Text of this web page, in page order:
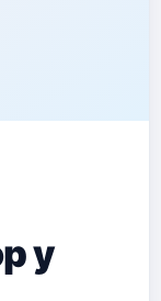
y